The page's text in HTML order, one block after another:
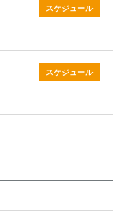
スケジュール
スケジュール